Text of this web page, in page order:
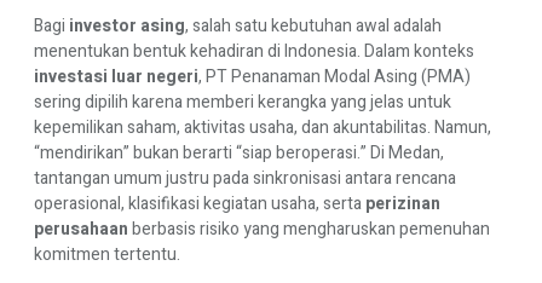
Bagi investor asing, salah satu kebutuhan awal adalah
menentukan bentuk kehadiran di Indonesia. Dalam konteks
investasi luar negeri, PT Penanaman Modal Asing (PMA)
sering dipilih karena memberi kerangka yang jelas untuk
kepemilikan saham, aktivitas usaha, dan akuntabilitas. Namun,
“mendirikan” bukan berarti “siap beroperasi.” Di Medan,
tantangan umum justru pada sinkronisasi antara rencana
operasional, klasifikasi kegiatan usaha, sertaperizinan
perusahaanberbasis risiko yang mengharuskan pemenuhan
komitmen tertentu.